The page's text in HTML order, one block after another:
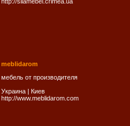
meblidarom
мебель от производителя
Украина | Киев
http://www.meblidarom.com